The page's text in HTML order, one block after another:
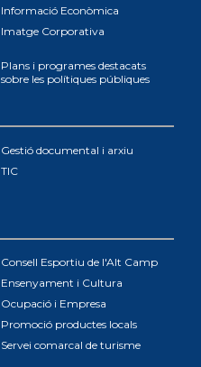
Informació Econòmica
Imatge Corporativa
Plans i programes destacats
sobre les polítiques públiques
Gestió documental i arxiu
TIC
Consell Esportiu de l'Alt Camp
Ensenyament i Cultura
Ocupació i Empresa
Promoció productes locals
Servei comarcal de turisme